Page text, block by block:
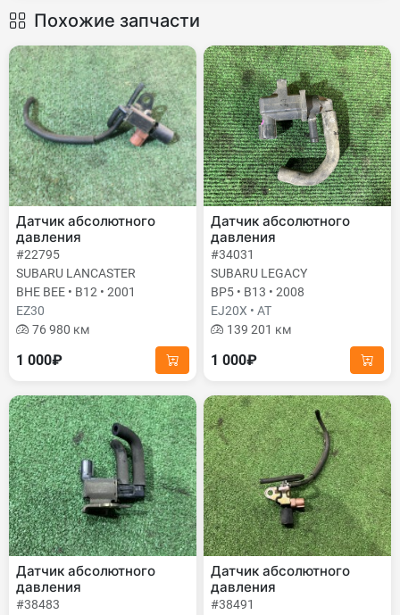
Похожие запчасти
Датчик абсолютного
давления
#22795
SUBARU LANCASTER
BHE BEE • B12 • 2001
EZ30
76 980 км
1 000₽
Датчик абсолютного
давления
#34031
SUBARU LEGACY
BP5 • B13 • 2008
EJ20X • AT
139 201 км
1 000₽
Датчик абсолютного
давления
#38483
Датчик абсолютного
давления
#38491